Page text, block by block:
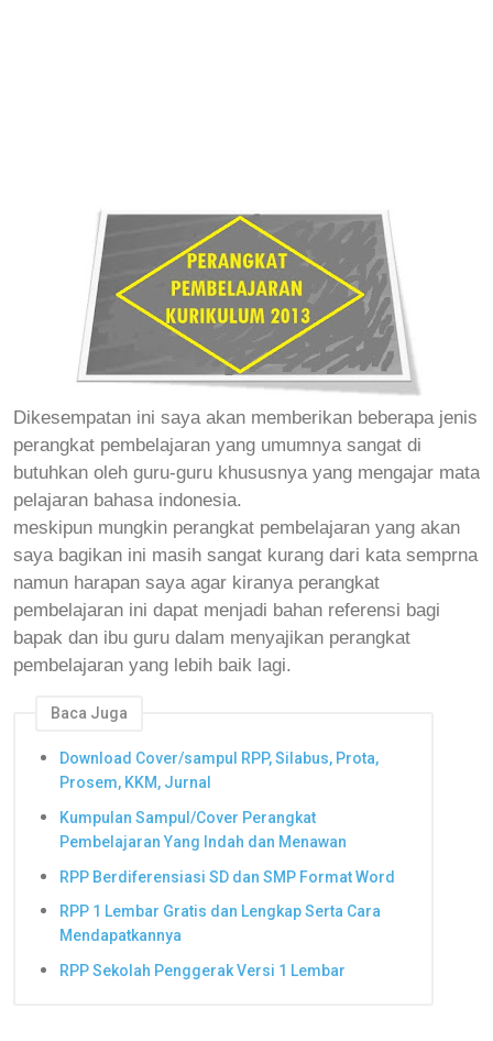
Dikesempatan ini saya akan memberikan beberapa jenis
perangkat pembelajaran yang umumnya sangat di
butuhkan oleh guru-guru khususnya yang mengajar mata
pelajaran bahasa indonesia.
meskipun mungkin perangkat pembelajaran yang akan
saya bagikan ini masih sangat kurang dari kata semprna
namun harapan saya agar kiranya perangkat
pembelajaran ini dapat menjadi bahan referensi bagi
bapak dan ibu guru dalam menyajikan perangkat
pembelajaran yang lebih baik lagi.
Baca Juga
Download Cover/sampul RPP, Silabus, Prota,
Prosem, KKM, Jurnal
Kumpulan Sampul/Cover Perangkat
Pembelajaran Yang Indah dan Menawan
RPP Berdiferensiasi SD dan SMP Format Word
RPP 1 Lembar Gratis dan Lengkap Serta Cara
Mendapatkannya
RPP Sekolah Penggerak Versi 1 Lembar